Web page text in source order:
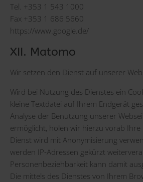
Tel. +353 1 543 1000
Fax +353 1 686 5660
https://www.google.de/
XII. Matomo
Wir setzen den Dienst auf unserer
Wird bei Nutzung des Dienstes ein
kleine Textdatei auf Ihrem Endgerät
Analyse der Benutzung unserer
ermöglicht, holen wir hierzu vorab Ihre
Dienst wird mit Anonymisierung
werden IP-Adressen gekürzt
Personenbeziehbarkeit kann damit
Die mittels des Dienstes von Ihrem